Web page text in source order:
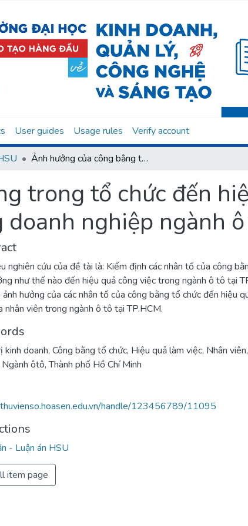
User guides Usage rules Verify account
Ảnh hưởng của công bằng trong tổ chức đến hiệu quả công việc của nhân viên trong doanh nghiệp ngành ô tô tại TP.HCM
trong tổ chức đến
nghiệp ngành
nghiên cứu của đề tài là: Kiểm định các nhân tố của công
như thế nào đến hiệu quả công việc trong ngành ô tô tại
hưởng của các nhân tố của công bằng tổ chức đến hiệu
nhân viên trong ngành ô tô tại TP.HCM.
kinh doanh, Công bằng tổ chức, Hiệu quả làm việc, Nhân viên,
Ngành ôtô,Thành phố Hồ Chí Minh
handle/123456789/11095
- Luận án HSU
item page